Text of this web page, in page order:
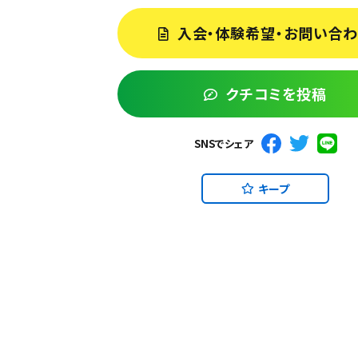
入会・体験希望・お問い合
クチコミを投稿
SNSでシェア
キープ